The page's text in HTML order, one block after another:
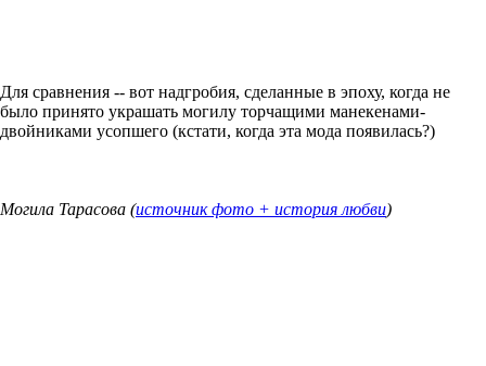
Для сравнения -- вот надгробия, сделанные в эпоху, когда не
было принято украшать могилу торчащими манекенами-
двойниками усопшего (кстати, когда эта мода появилась?)
Могила Тарасова (источник фото + история любви)